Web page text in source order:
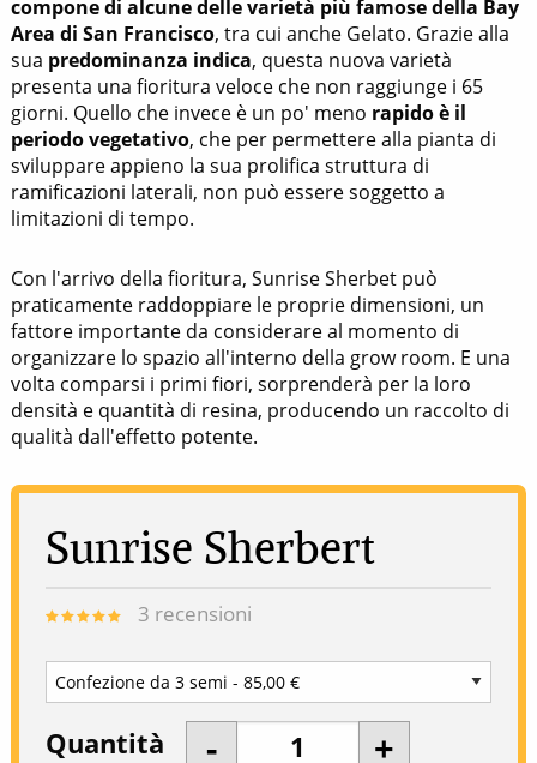
compone di alcune delle varietà più famose della Bay
Area di San Francisco, tra cui anche Gelato. Grazie alla
sua predominanza indica, questa nuova varietà
presenta una fioritura veloce che non raggiunge i 65
giorni. Quello che invece è un po' meno rapido è il
periodo vegetativo, che per permettere alla pianta di
sviluppare appieno la sua prolifica struttura di
ramificazioni laterali, non può essere soggetto a
limitazioni di tempo.
Con l'arrivo della fioritura, Sunrise Sherbet può
praticamente raddoppiare le proprie dimensioni, un
fattore importante da considerare al momento di
organizzare lo spazio all'interno della grow room. E una
volta comparsi i primi fiori, sorprenderà per la loro
densità e quantità di resina, producendo un raccolto di
qualità dall'effetto potente.
Sunrise Sherbert
3 recensioni
Quantità